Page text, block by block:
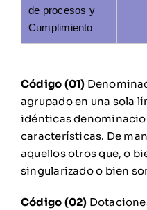
de procesos y
Cumplimiento
Código (01)
agrupado en una sola
idénticas
características. De
aquellos otros que, o
singularizado o bien
Código (02)